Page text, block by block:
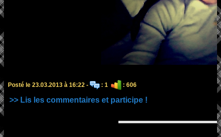
Posté le 23.03.2013 à 16:22 - : 1 : 606
>> Lis les commentaires et participe !